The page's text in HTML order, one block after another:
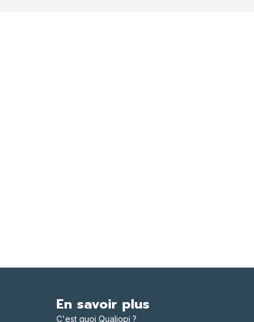
En savoir plus
C'est quoi Qualiopi ?